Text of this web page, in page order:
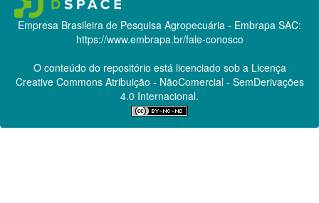
Empresa Brasileira de Pesquisa Agropecuária - Embrapa SAC:
https://www.embrapa.br/fale-conosco
O conteúdo do repositório está licenciado sob a Licença
Creative CommonsAtribuição - NãoComercial - SemDerivações
4.0 Internacional.